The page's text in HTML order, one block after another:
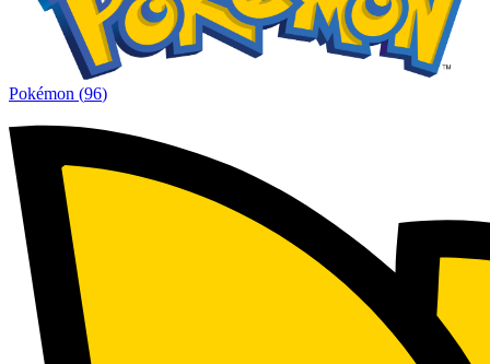
Pokémon (96)